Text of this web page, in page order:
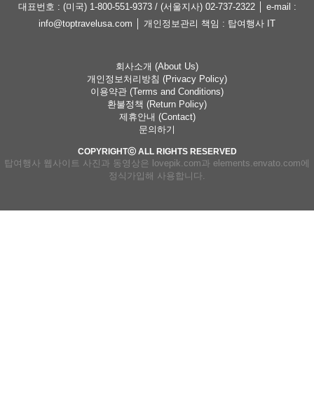
대표번호 : (미국) 1-800-551-9373 / (서울지사) 02-737-2322 │ e-mail :
info@toptravelusa.com │ 개인정보관리 책임 : 탑여행사 IT
회사소개 (About Us)
개인정보처리방침 (Privacy Policy)
이용약관 (Terms and Conditions)
환불정책 (Return Policy)
제휴안내 (Contact)
문의하기
COPYRIGHTⓒ ALL RIGHTS RESERVED
탑여행사 웹사이트 사진과 동영상은 lovepik.com과 elements.envato.com에
정식가입해 사용합니다.